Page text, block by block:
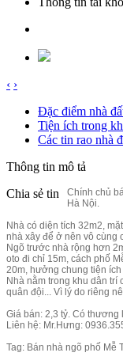
‹ ›
Đặc điểm nhà
Tiện ích trong
Các tin rao nhà
Thông tin mô tả
Chia sẻ tin
Chính chủ
Hà Nội.
Nhà có diện tích 32m2,
nhà xây để ở nên vô cùng
Ngõ trước nhà rộng hơn
oto đi chỉ 15m, cách phố
20m, hưởng chung tiện ích
Nhà nằm trong khu dân trí
quân đội... Vì lý do riêng
Giá bán: 2,3 tỷ. Có thương
Liên hệ: Mr.Hưng:
Tag: Bán nhà ngõ phố Mễ